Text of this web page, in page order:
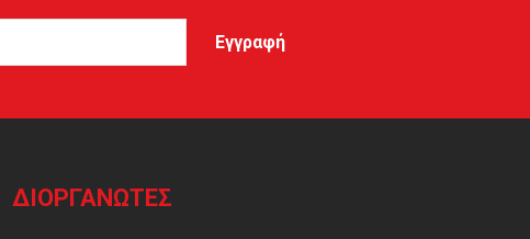
ΔΙΟΡΓΑΝΩΤΕΣ